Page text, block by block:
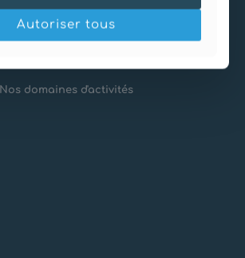
Nos domaines d'activités
Autoriser tous